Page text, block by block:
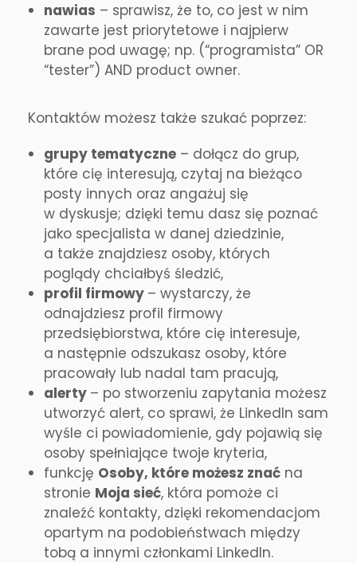
nawias – sprawisz, że to, co jest w nim
zawarte jest priorytetowe i najpierw
brane pod uwagę; np. (“programista” OR
“tester”) AND product owner.
Kontaktów możesz także szukać poprzez:
grupy tematyczne – dołącz do grup,
które cię interesują, czytaj na bieżąco
posty innych oraz angażuj się
w dyskusje; dzięki temu dasz się poznać
jako specjalista w danej dziedzinie,
a także znajdziesz osoby, których
poglądy chciałbyś śledzić,
profil firmowy – wystarczy, że
odnajdziesz profil firmowy
przedsiębiorstwa, które cię interesuje,
a następnie odszukasz osoby, które
pracowały lub nadal tam pracują,
alerty – po stworzeniu zapytania możesz
utworzyć alert, co sprawi, że LinkedIn sam
wyśle ci powiadomienie, gdy pojawią się
osoby spełniające twoje kryteria,
funkcję Osoby, które możesz znać na
stronie Moja sieć, która pomoże ci
znaleźć kontakty, dzięki rekomendacjom
opartym na podobieństwach między
tobą a innymi członkami LinkedIn.